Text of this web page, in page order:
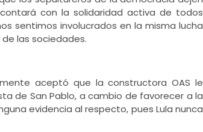
con la solidaridad activa de todos
sentimos involucrados en la misma lucha
las sociedades.
aceptó que la constructora OAS le
de San Pablo, a cambio de favorecer a la
evidencia al respecto, pues Lula nunca